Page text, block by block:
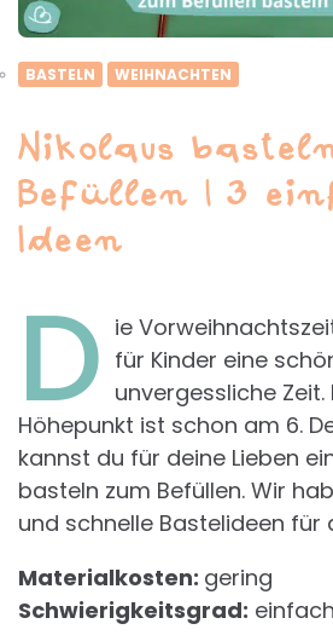
BASTELN WEIHNACHTEN
Nikolaus
Befüllen | 3
Ideen
D ie
für Kinder eine
unvergessliche Zeit.
Höhepunkt ist schon am 6.
kannst du für deine Lieben
basteln zum Befüllen. Wir
und schnelle Bastelideen für
Materialkosten: gering
Schwierigkeitsgrad: einfach